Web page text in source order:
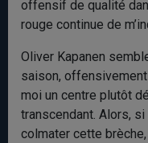
offensif de qualité
rouge continue de
Oliver Kapanen
saison,
moi un centre plutôt
transcendant. Alors,
colmater cette